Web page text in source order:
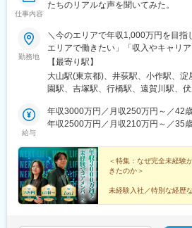
仕事内容
たちのリアルな声を聞いてみた。
勤務地
＼今のエリアで年収1,000万円を目指
エリアで働きたい」「収入やキャリ
一人ひとりの希望や生活環境を伺い
◎地域に根ざして働きつつ、キャリ
環境をご用意しています。【本社】
東エリアを中心としたプロジェクト
のお住まいを考慮して決定します◎）
【最寄り駅】
大山駅(東京都)、井荻駅、小作駅、
園駅、吉塚駅、行橋駅、遠賀川駅、
駅、九重駅、滑河駅、大網駅、蛍池
網干駅、山城青谷駅、五位堂駅、学
線)、久津川駅、和歌山港駅、前橋大
ば駅、下妻駅、高久駅、ゆいの杜東
市駅、鵜沼宿駅、モレラ岐阜駅、上田
駅、川之江駅、高島駅(岡山県)、早島
屋駅、具同駅、あき総合病院前駅、
給与
年収3000万円／月収250万円～／42
年収2500万円／月収210万円～／35
＜特集：なぜ完全未経験
きたのか＞
未経験入社／特別な経歴な